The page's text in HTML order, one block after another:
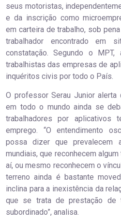
seus motoristas,
e da inscrição como
em carteira de trabalho, sob
trabalhador encontrado em
constatação. Segundo o
trabalhistas das empresas de
inquéritos civis por todo o País.
O professor Serau Junior alerta
em todo o mundo ainda se
trabalhadores por aplicativos
emprego. “O entendimento
possa dizer que prevalecem
mundiais, que reconhecem
aí, ou mesmo reconhecem o
terreno ainda é bastante
inclina para a inexistência da
que se trata de prestação de
subordinado”, analisa.